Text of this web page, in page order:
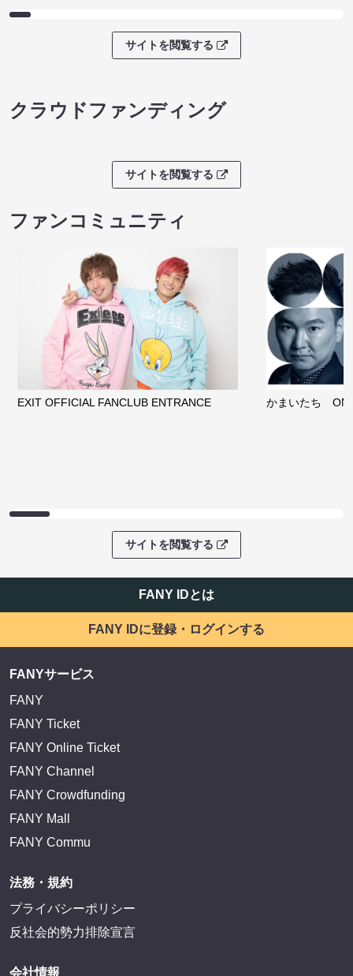
サイトを閲覧する
クラウドファンディング
サイトを閲覧する
ファンコミュニティ
EXIT OFFICIAL FANCLUB ENTRANCE かまいたち
サイトを閲覧する
FANY IDとは
FANY IDに登録・ログインする
FANYサービス
FANY
FANY Ticket
FANY Online Ticket
FANY Channel
FANY Crowdfunding
FANY Mall
FANY Commu
法務・規約
プライバシーポリシー
反社会的勢力排除宣言
会社情報